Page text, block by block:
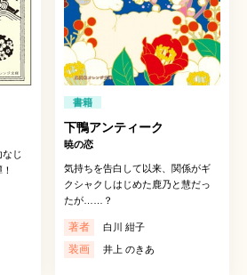
じ
書籍
下鴨アンティーク
暁の恋
気持ちを告白して以来、関係がギ
クシャクしはじめた鹿乃と慧だっ
たが……？
著者 白川 紺子
装画 井上 のきあ